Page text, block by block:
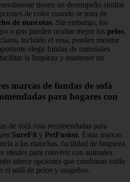
tienen un desempeño similar
de color cuando se trata de
de mascotas. Sin embargo, los
o gris pueden ocultar mejor los pelos,
incluido el rosa, pueden mostrar
elegir fundas de materiales
la limpieza y mantener un
marcas de fundas de sofá
para hogares con
de sofá rosa recomendadas para
SureFit y PetFusion. Estas marcas
a las manchas, facilidad de limpieza
ideales para convivir con animales.
ofrece opciones que combinan estilo
sofá de pelos y rasguños.